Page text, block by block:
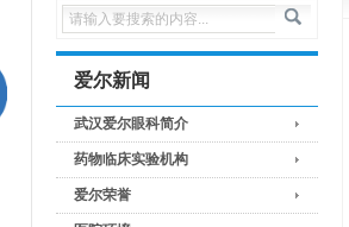
爱尔新闻
武汉爱尔眼科简介
药物临床实验机构
爱尔荣誉